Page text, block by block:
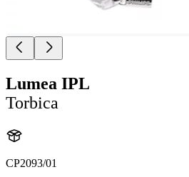
Lumea IPL
Torbica
CP2093/01